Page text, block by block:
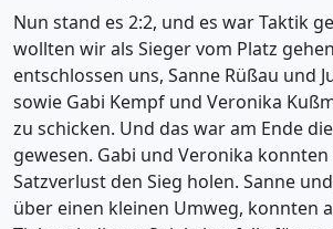
Nun stand es 2:2, und es war Taktik
wollten wir als Sieger vom Platz
entschlossen uns, Sanne Rüßau und
sowie Gabi Kempf und Veronika
zu schicken. Und das war am Ende
gewesen. Gabi und Veronika
Satzverlust den Sieg holen. Sanne
über einen kleinen Umweg, konnten